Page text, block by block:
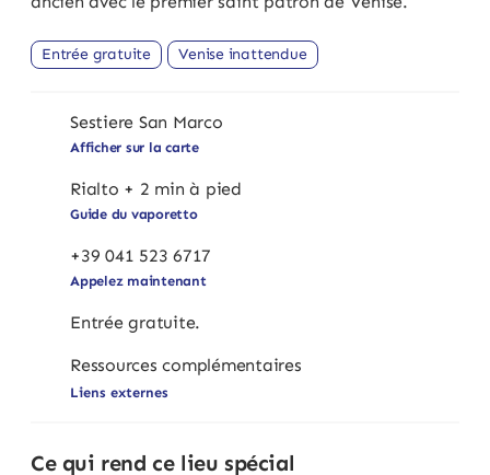
Entrée gratuite Venise inattendue
Sestiere San Marco
Afficher sur la carte
Rialto + 2 min à pied
Guide du vaporetto
+39 041 523 6717
Appelez maintenant
Entrée gratuite.
Ressources complémentaires
Liens externes
Ce qui rend ce lieu spécial